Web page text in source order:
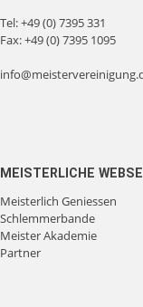
Tel:+49 (0) 7395 331
Fax: +49 (0) 7395 1095
MEISTERLICHE
Meisterlich Geniessen
Schlemmerbande
Meister Akademie
Partner